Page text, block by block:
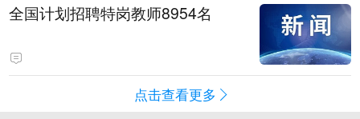
全国计划招聘特岗教师8954名
点击查看更多